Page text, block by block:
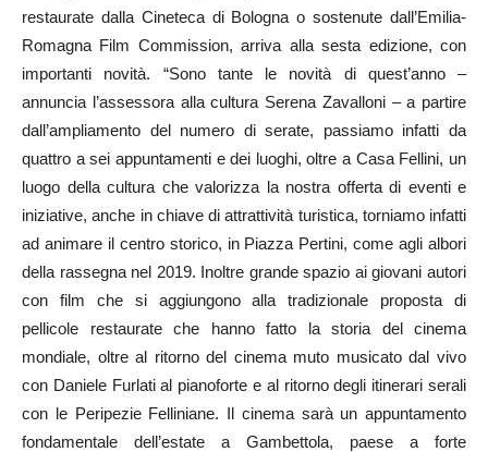
restaurate dalla Cineteca di Bologna o sostenute dall’Emilia-
Romagna Film Commission, arriva alla sesta edizione, con
importanti novità. “Sono tante le novità di quest’anno –
annuncia l’assessora alla cultura Serena Zavalloni – a partire
dall’ampliamento del numero di serate, passiamo infatti da
quattro a sei appuntamenti e dei luoghi, oltre a Casa Fellini, un
luogo della cultura che valorizza la nostra offerta di eventi e
iniziative, anche in chiave di attrattività turistica, torniamo infatti
ad animare il centro storico, in Piazza Pertini, come agli albori
della rassegna nel 2019. Inoltre grande spazio ai giovani autori
con film che si aggiungono alla tradizionale proposta di
pellicole restaurate che hanno fatto la storia del cinema
mondiale, oltre al ritorno del cinema muto musicato dal vivo
con Daniele Furlati al pianoforte e al ritorno degli itinerari serali
con le Peripezie Felliniane. Il cinema sarà un appuntamento
fondamentale dell’estate a Gambettola, paese a forte